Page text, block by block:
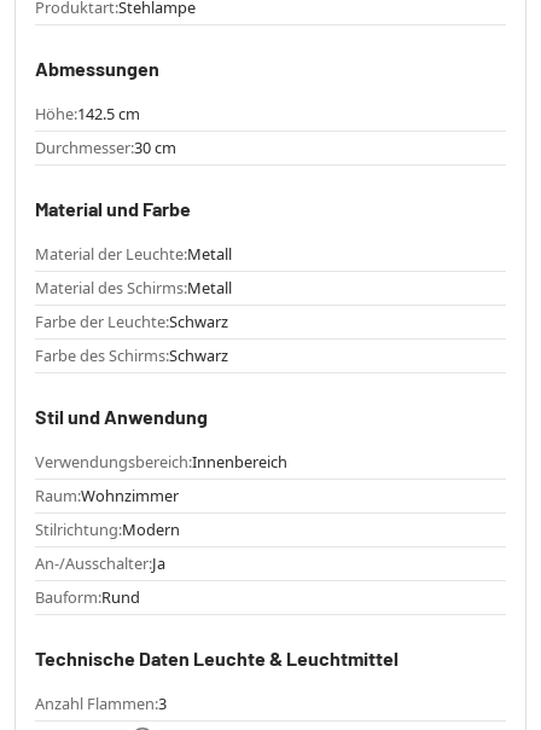
Produktart:Stehlampe
Abmessungen
Höhe:142.5 cm
Durchmesser:30 cm
Material und Farbe
Material der Leuchte:Metall
Material des Schirms:Metall
Farbe der Leuchte:Schwarz
Farbe des Schirms:Schwarz
Stil und Anwendung
Verwendungsbereich:Innenbereich
Raum:Wohnzimmer
Stilrichtung:Modern
An-/Ausschalter:Ja
Bauform:Rund
Technische Daten Leuchte & Leuchtmittel
Anzahl Flammen:3